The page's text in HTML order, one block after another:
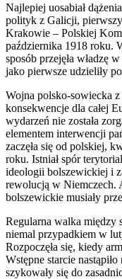
Najlepiej uosabiał
polityk z Galicji,
Krakowie – Polskiej
października 1918 roku.
sposób przejęła władzę
jako pierwsze udzieliły
Wojna polsko-sowiecka z
konsekwencje dla całej
wydarzeń nie została
elementem interwencji
zaczęła się od polskiej,
roku. Istniał spór
ideologii bolszewickiej i
rewolucją w Niemczech.
bolszewickie musiały
Regularna walka między
niemal przypadkiem w
Rozpoczęła się, kiedy
Wstępne starcie
szykowały się do